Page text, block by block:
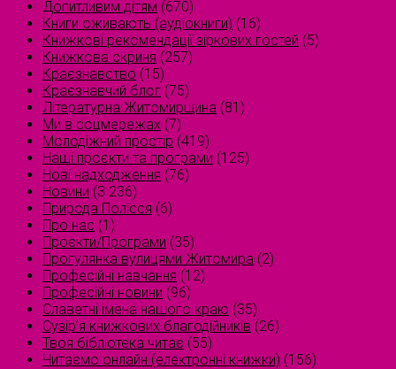
Допитливим дітям (670)
Книги оживають (аудіокниги) (16)
Книжкові рекомендації зіркових гостей (5)
Книжкова скриня (257)
Краєзнавство (15)
Краєзнавчий блог (75)
Літературна Житомирщина (81)
Ми в соцмережах (7)
Молодіжний простір (419)
Наші проєкти та програми (125)
Нові надходження (76)
Новини (3 236)
Природа Полісся (6)
Про нас (1)
Проєкти/Програми (35)
Прогулянка вулицями Житомира (2)
Професійні навчання (12)
Професійні новини (96)
Славетні імена нашого краю (35)
Сузірʼя книжкових благодійників (26)
Твоя бібліотека читає (55)
Читаємо онлайн (електронні книжки) (156)